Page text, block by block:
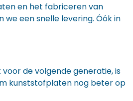
en het fabriceren van
een snelle levering. Óók in
de volgende generatie, is
kunststofplaten nog beter op